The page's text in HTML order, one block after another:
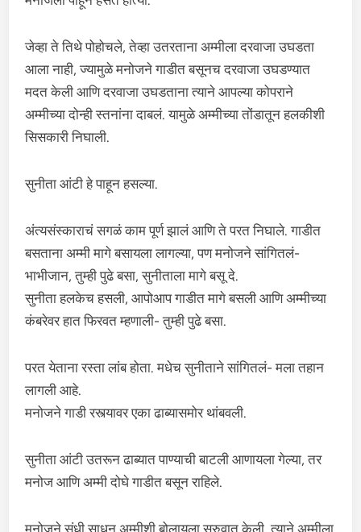
जेव्हा ते तिथे पोहोचले, तेव्हा उतरताना अम्मीला दरवाजा उघडता
आला नाही, ज्यामुळे मनोजने गाडीत बसूनच दरवाजा उघडण्यात
मदत केली आणि दरवाजा उघडताना त्याने आपल्या कोपराने
अम्मीच्या दोन्ही स्तनांना दाबलं. यामुळे अम्मीच्या तोंडातून हलकीशी
सिसकारी निघाली.
सुनीता आंटी हे पाहून हसल्या.
अंत्यसंस्काराचं सगळं काम पूर्ण झालं आणि ते परत निघाले. गाडीत
बसताना अम्मी मागे बसायला लागल्या, पण मनोजने सांगितलं-
भाभीजान, तुम्ही पुढे बसा, सुनीताला मागे बसू दे.
सुनीता हलकेच हसली, आपोआप गाडीत मागे बसली आणि अम्मीच्या
कंबरेवर हात फिरवत म्हणाली- तुम्ही पुढे बसा.
परत येताना रस्ता लांब होता. मधेच सुनीताने सांगितलं- मला तहान
लागली आहे.
मनोजने गाडी रस्त्यावर एका ढाब्यासमोर थांबवली.
सुनीता आंटी उतरून ढाब्यात पाण्याची बाटली आणायला गेल्या, तर
मनोज आणि अम्मी दोघे गाडीत बसून राहिले.
मनोजने संधी साधून अम्मीशी बोलायला सुरुवात केली. त्याने अम्मीला